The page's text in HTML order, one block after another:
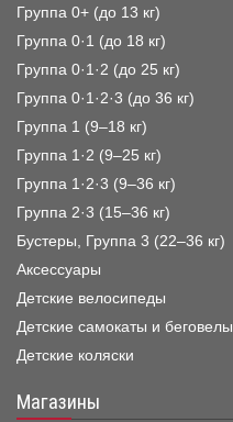
Группа 0+ (до 13 кг)
Группа 0·1 (до 18 кг)
Группа 0·1·2 (до 25 кг)
Группа 0·1·2·3 (до 36 кг)
Группа 1 (9–18 кг)
Группа 1·2 (9–25 кг)
Группа 1·2·3 (9–36 кг)
Группа 2·3 (15–36 кг)
Бустеры, Группа 3 (22–36 кг)
Аксессуары
Детские велосипеды
Детские самокаты и беговелы
Детские коляски
Магазины